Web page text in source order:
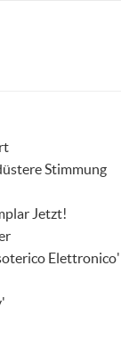
Stimmung
Jetzt!
Elettronico'